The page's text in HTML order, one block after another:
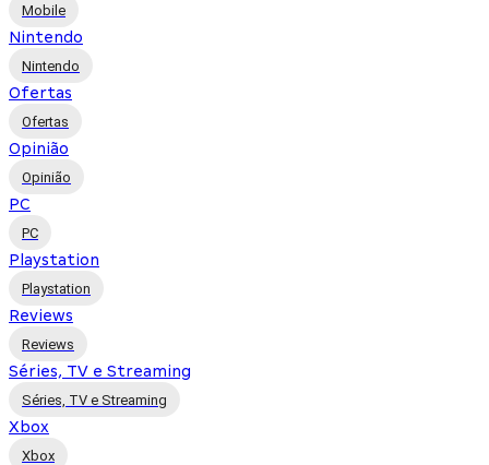
Mobile
Nintendo
Nintendo
Ofertas
Ofertas
Opinião
Opinião
PC
PC
Playstation
Playstation
Reviews
Reviews
Séries, TV e Streaming
Séries, TV e Streaming
Xbox
Xbox